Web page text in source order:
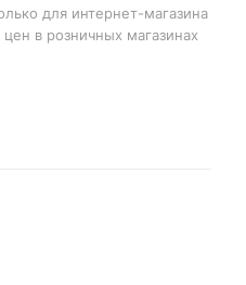
для интернет-магазина
в розничных магазинах